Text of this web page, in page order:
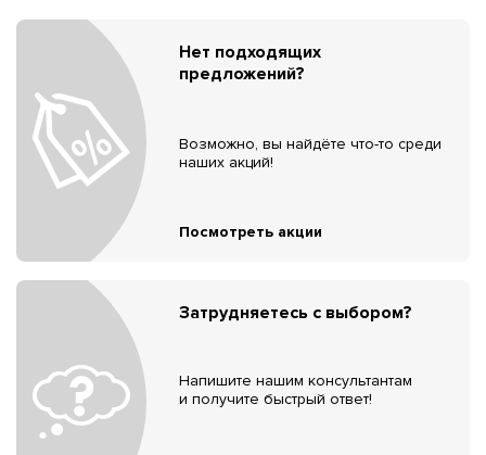
Нет подходящих
предложений?
Возможно, вы найдёте что-то среди
наших акций!
Посмотреть акции
Затрудняетесь с выбором?
Напишите нашим консультантам
и получите быстрый ответ!